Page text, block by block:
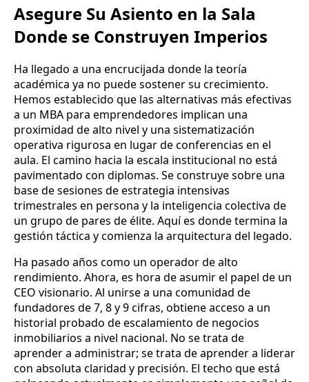
Asegure Su Asiento en la Sala
Donde se Construyen Imperios
Ha llegado a una encrucijada donde la teoría
académica ya no puede sostener su crecimiento.
Hemos establecido que las alternativas más efectivas
a un MBA para emprendedores implican una
proximidad de alto nivel y una sistematización
operativa rigurosa en lugar de conferencias en el
aula. El camino hacia la escala institucional no está
pavimentado con diplomas. Se construye sobre una
base de sesiones de estrategia intensivas
trimestrales en persona y la inteligencia colectiva de
un grupo de pares de élite. Aquí es donde termina la
gestión táctica y comienza la arquitectura del legado.
Ha pasado años como un operador de alto
rendimiento. Ahora, es hora de asumir el papel de un
CEO visionario. Al unirse a una comunidad de
fundadores de 7, 8 y 9 cifras, obtiene acceso a un
historial probado de escalamiento de negocios
inmobiliarios a nivel nacional. No se trata de
aprender a administrar; se trata de aprender a liderar
con absoluta claridad y precisión. El techo que está